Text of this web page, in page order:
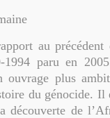
au
1994 paru en
ouvrage plus
du génocide. Il
découverte de